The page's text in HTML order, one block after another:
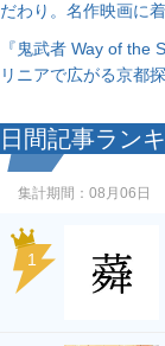
だわり。名作映画に
『鬼武者 Way of the
リニアで広がる京都
日間記事ラン
集計期間： 08月06日
1